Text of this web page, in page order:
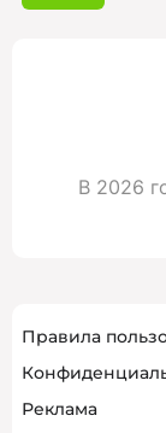
В 2026
Правила
Реклама